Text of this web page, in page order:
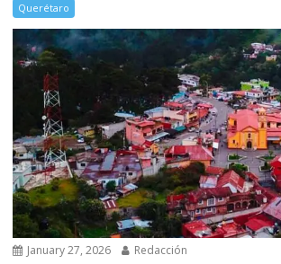
Querétaro
January 27, 2026 Redacción